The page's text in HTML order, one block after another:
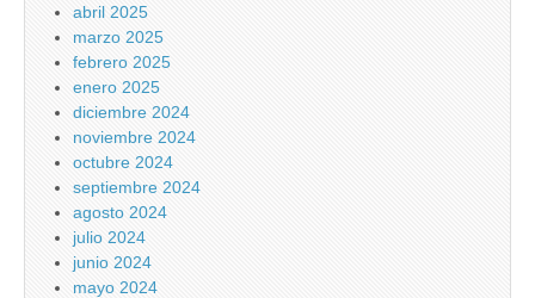
abril 2025
marzo 2025
febrero 2025
enero 2025
diciembre 2024
noviembre 2024
octubre 2024
septiembre 2024
agosto 2024
julio 2024
junio 2024
mayo 2024